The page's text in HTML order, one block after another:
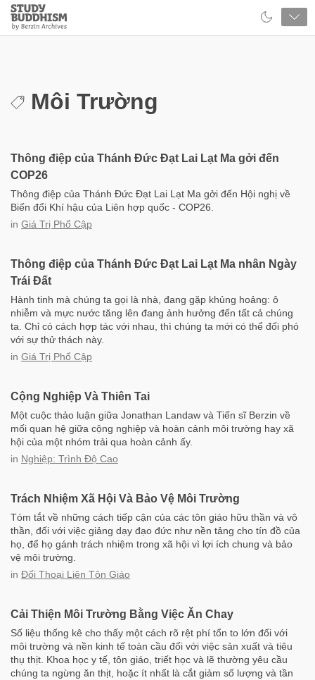
Close
Study
Buddhism
Môi Trường
Thông điệp của Thánh Đức Đạt Lai Lạt Ma gởi đến
COP26
Thông điệp của Thánh Đức Đạt Lai Lạt Ma gởi đến Hội nghị về
Biến đổi Khí hậu của Liên hợp quốc - COP26.
in Giá Trị Phổ Cập
Thông điệp của Thánh Đức Đạt Lai Lạt Ma nhân Ngày
Trái Đất
Hành tinh mà chúng ta gọi là nhà, đang gặp khủng hoảng: ô
nhiễm và mực nước tăng lên đang ảnh hưởng đến tất cả chúng
ta. Chỉ có cách hợp tác với nhau, thì chúng ta mới có thể đối phó
với sự thử thách này.
in Giá Trị Phổ Cập
Cộng Nghiệp Và Thiên Tai
Một cuộc thảo luận giữa Jonathan Landaw và Tiến sĩ Berzin về
mối quan hệ giữa cộng nghiệp và hoàn cảnh môi trường hay xã
hội của một nhóm trải qua hoàn cảnh ấy.
in Nghiệp: Trình Độ Cao
Trách Nhiệm Xã Hội Và Bảo Vệ Môi Trường
Tóm tắt về những cách tiếp cận của các tôn giáo hữu thần và vô
thần, đối với việc giảng dạy đạo đức như nền tảng cho tín đồ của
họ, để họ gánh trách nhiệm trong xã hội vì lợi ích chung và bảo
vệ môi trường.
in Đối Thoại Liên Tôn Giáo
Cải Thiện Môi Trường Bằng Việc Ăn Chay
Số liệu thống kê cho thấy một cách rõ rệt phí tổn to lớn đối với
môi trường và nền kinh tế toàn cầu đối với việc sản xuất và tiêu
thụ thịt. Khoa học y tế, tôn giáo, triết học và lẽ thường yêu cầu
chúng ta ngừng ăn thịt, hoặc ít nhất là cắt giảm số lượng và tần